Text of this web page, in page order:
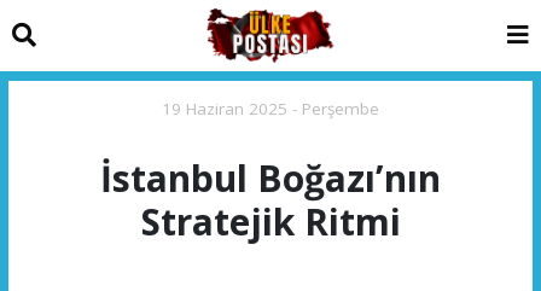
19 Haziran 2025 - Perşembe
İstanbul Boğazı’nın
Stratejik Ritmi